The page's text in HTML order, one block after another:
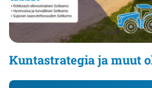
Kuntastrategia ja muut